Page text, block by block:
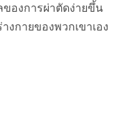
องการผ่าตัดง่ายขึ้น
งกายของพวกเขาเอง